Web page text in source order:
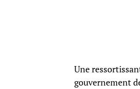
Une
gouvernement